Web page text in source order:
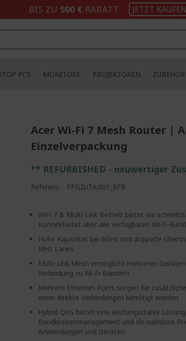
BIS ZU 500 € RABATT JETZT KAUFEN
PCS MONITORE PROJEKTOREN ZUBEHÖR
Acer Wi-Fi 7 Mesh Router |
Einzelverpackung
** REFURBISHED - neuwertiger
Referenz FF.G2UTA.001_RFB
WiFi 7 & Multi-Link Betrieb bietet die
Konnektivität über alle verfügbaren Wi-Fi-
Hohe Kapazität bei 6GHz und doppelte
MHz Lanes
Multi-Link Mesh ermöglicht mehreren
Verbindung zu Wi-Fi-Bändern
Mehrere Ethernet-Ports sorgen für
wenn direkte Verbindungen benötigt werden
Hybrid QoS bietet eine leistungsstarke
Bandbreitenmanagement und die nahtlose
Anwendungen und Geräten